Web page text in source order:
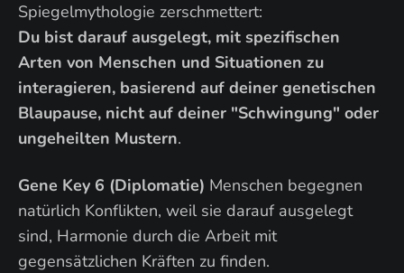
Spiegelmythologie zerschmettert:
Du bist darauf ausgelegt, mit spezifischen
Arten von Menschen und Situationen zu
interagieren, basierend auf deiner genetischen
Blaupause, nicht auf deiner "Schwingung" oder
ungeheilten Mustern.
Gene Key 6 (Diplomatie) Menschen begegnen
natürlich Konflikten, weil sie darauf ausgelegt
sind, Harmonie durch die Arbeit mit
gegensätzlichen Kräften zu finden.